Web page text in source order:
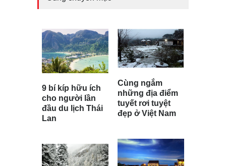
9 bí kíp hữu ích
cho người lần
đầu du lịch Thái
Lan
Cùng ngắm
những địa điểm
tuyết rơi tuyệt
đẹp ở Việt Nam